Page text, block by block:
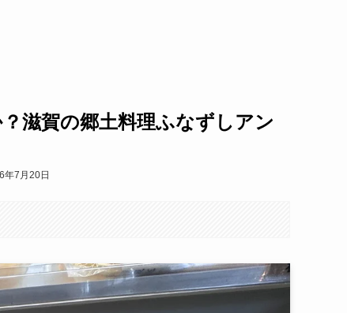
滋賀の郷土料理ふなずしアン
年7月20日